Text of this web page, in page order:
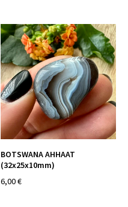
BOTSWANA AHHAAT
(32x25x10mm)
6,00 €